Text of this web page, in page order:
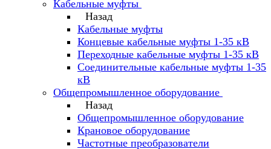
Кабельные муфты
Назад
Кабельные муфты
Концевые кабельные муфты 1-35 кВ
Переходные кабельные муфты 1-35 кВ
Соединительные кабельные муфты 1-35
кВ
Общепромышленное оборудование
Назад
Общепромышленное оборудование
Крановое оборудование
Частотные преобразователи